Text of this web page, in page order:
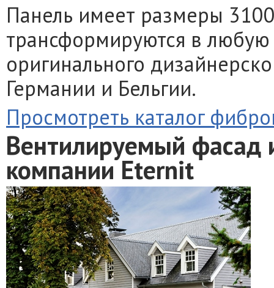
Панель имеет размеры
трансформируются в
оригинального
Германии и Бельгии.
Просмотреть каталог
Вентилируемый фасад
компании Eternit